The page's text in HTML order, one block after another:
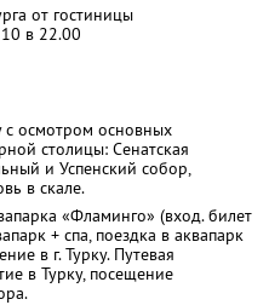
от гостиницы
в 22.00
с осмотром основных
столицы: Сенатская
и Успенский собор,
в скале.
«Фламинго» (вход. билет
+ спа, поездка в аквапарк
в г. Турку. Путевая
в Турку, посещение